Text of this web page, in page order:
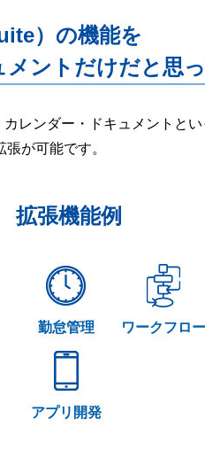
）の機能を
ントだけだと思
レンダー・ドキュメントとい
が可能です。
拡張機能例
勤怠管理 ワークフロー
アプリ開発